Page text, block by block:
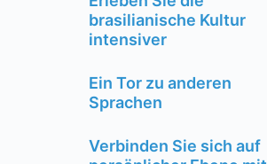
brasilianische Kultur
intensiver
Ein Tor zu anderen
Sprachen
Verbinden Sie sich auf